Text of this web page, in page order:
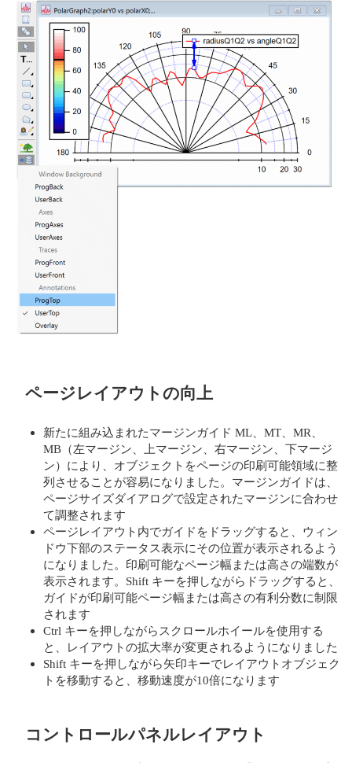
ページレイアウトの向上
新たに組み込まれたマージンガイド ML、MT、MR、
MB（左マージン、上マージン、右マージン、下マージ
ン）により、オブジェクトをページの印刷可能領域に整
列させることが容易になりました。マージンガイドは、
ページサイズダイアログで設定されたマージンに合わせ
て調整されます
ページレイアウト内でガイドをドラッグすると、ウィン
ドウ下部のステータス表示にその位置が表示されるよう
になりました。印刷可能なページ幅または高さの端数が
表示されます。Shift キーを押しながらドラッグすると、
ガイドが印刷可能ページ幅または高さの有利分数に制限
されます
Ctrl キーを押しながらスクロールホイールを使用する
と、レイアウトの拡大率が変更されるようになりました
Shift キーを押しながら矢印キーでレイアウトオブジェク
トを移動すると、移動速度が10倍になります
コントロールパネルレイアウト